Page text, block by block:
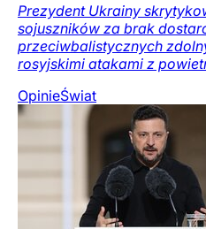
Prezydent Ukrainy
sojuszników za brak
przeciwbalistycznych
rosyjskimi atakami z
OpinieŚwiat